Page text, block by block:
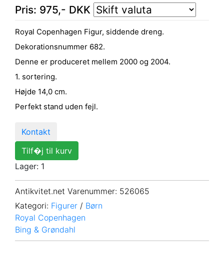
Pris: 975,- DKK
Royal Copenhagen Figur, siddende dreng.
Dekorationsnummer 682.
Denne er produceret mellem 2000 og 2004.
1. sortering.
Højde 14,0 cm.
Perfekt stand uden fejl.
Kontakt
Tilf�j til kurv
Lager: 1
Antikvitet.net Varenummer: 526065
Kategori: Figurer / Børn
Royal Copenhagen
Bing & Grøndahl